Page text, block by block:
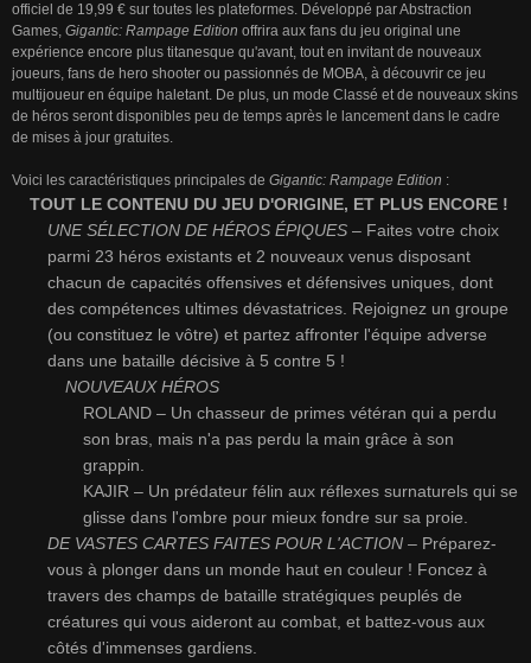
officiel de 19,99 € sur toutes les plateformes. Développé par Abstraction
Games, Gigantic: Rampage Edition offrira aux fans du jeu original une
expérience encore plus titanesque qu'avant, tout en invitant de nouveaux
joueurs, fans de hero shooter ou passionnés de MOBA, à découvrir ce jeu
multijoueur en équipe haletant. De plus, un mode Classé et de nouveaux skins
de héros seront disponibles peu de temps après le lancement dans le cadre
de mises à jour gratuites.
Voici les caractéristiques principales de Gigantic: Rampage Edition :
TOUT LE CONTENU DU JEU D'ORIGINE, ET PLUS ENCORE !
UNE SÉLECTION DE HÉROS ÉPIQUES – Faites votre choix
parmi 23 héros existants et 2 nouveaux venus disposant
chacun de capacités offensives et défensives uniques, dont
des compétences ultimes dévastatrices. Rejoignez un groupe
(ou constituez le vôtre) et partez affronter l'équipe adverse
dans une bataille décisive à 5 contre 5 !
NOUVEAUX HÉROS
ROLAND – Un chasseur de primes vétéran qui a perdu
son bras, mais n'a pas perdu la main grâce à son
grappin.
KAJIR – Un prédateur félin aux réflexes surnaturels qui se
glisse dans l'ombre pour mieux fondre sur sa proie.
DE VASTES CARTES FAITES POUR L'ACTION – Préparez-
vous à plonger dans un monde haut en couleur ! Foncez à
travers des champs de bataille stratégiques peuplés de
créatures qui vous aideront au combat, et battez-vous aux
côtés d'immenses gardiens.